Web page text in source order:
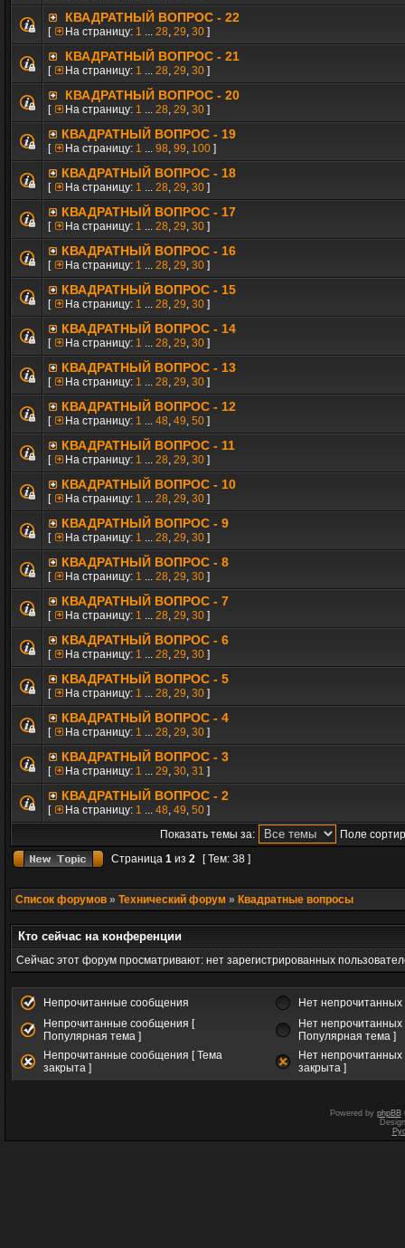
КВАДРАТНЫЙ ВОПРОС - 22
[ На страницу: 1 ... 28, 29, 30 ]
КВАДРАТНЫЙ ВОПРОС - 21
[ На страницу: 1 ... 28, 29, 30 ]
КВАДРАТНЫЙ ВОПРОС - 20
[ На страницу: 1 ... 28, 29, 30 ]
КВАДРАТНЫЙ ВОПРОС - 19
[ На страницу: 1 ... 98, 99, 100 ]
КВАДРАТНЫЙ ВОПРОС - 18
[ На страницу: 1 ... 28, 29, 30 ]
КВАДРАТНЫЙ ВОПРОС - 17
[ На страницу: 1 ... 28, 29, 30 ]
КВАДРАТНЫЙ ВОПРОС - 16
[ На страницу: 1 ... 28, 29, 30 ]
КВАДРАТНЫЙ ВОПРОС - 15
[ На страницу: 1 ... 28, 29, 30 ]
КВАДРАТНЫЙ ВОПРОС - 14
[ На страницу: 1 ... 28, 29, 30 ]
КВАДРАТНЫЙ ВОПРОС - 13
[ На страницу: 1 ... 28, 29, 30 ]
КВАДРАТНЫЙ ВОПРОС - 12
[ На страницу: 1 ... 48, 49, 50 ]
КВАДРАТНЫЙ ВОПРОС - 11
[ На страницу: 1 ... 28, 29, 30 ]
КВАДРАТНЫЙ ВОПРОС - 10
[ На страницу: 1 ... 28, 29, 30 ]
КВАДРАТНЫЙ ВОПРОС - 9
[ На страницу: 1 ... 28, 29, 30 ]
КВАДРАТНЫЙ ВОПРОС - 8
[ На страницу: 1 ... 28, 29, 30 ]
КВАДРАТНЫЙ ВОПРОС - 7
[ На страницу: 1 ... 28, 29, 30 ]
КВАДРАТНЫЙ ВОПРОС - 6
[ На страницу: 1 ... 28, 29, 30 ]
КВАДРАТНЫЙ ВОПРОС - 5
[ На страницу: 1 ... 28, 29, 30 ]
КВАДРАТНЫЙ ВОПРОС - 4
[ На страницу: 1 ... 28, 29, 30 ]
КВАДРАТНЫЙ ВОПРОС - 3
[ На страницу: 1 ... 29, 30, 31 ]
КВАДРАТНЫЙ ВОПРОС - 2
[ На страницу: 1 ... 48, 49, 50 ]
Показать темы за:
Поле
Страница 1 из 2 [ Тем: 38 ]
Список форумов » Технический форум » Квадратные вопросы
Кто сейчас на конференции
Сейчас этот форум просматривают: нет зарегистрированных
Непрочитанные сообщения
Нет
Непрочитанные сообщения [
Популярная тема ]
Нет
Популярная тема ]
Непрочитанные сообщения [ Тема
закрыта ]
Нет
закрыта ]
Powered by phpBB